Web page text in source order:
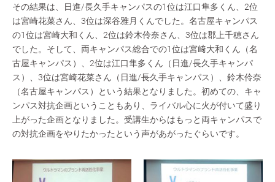
その結果は、日進/長久手キャンパスの1位は江口隼多くん、2位
は宮崎花菜さん、3位は深谷雅月くんでした。名古屋キャンパス
の1位は宮崎大和くん、2位は鈴木伶奈さん、3位は郡上千穂さん
でした。そして、両キャンパス総合での1位は宮﨑大和くん（名
古屋キャンパス）、2位は江口隼多くん（日進/長久手キャンパ
ス）、3位は宮崎花菜さん（日進/長久手キャンパス）、鈴木伶奈
（名古屋キャンパス）という結果となりました。初めての、キャ
ンパス対抗企画ということもあり、ライバル心に火が付いて盛り
上がった企画となりました。受講生からはもっと両キャンパスで
の対抗企画をやりたかったという声があがったぐらいです。